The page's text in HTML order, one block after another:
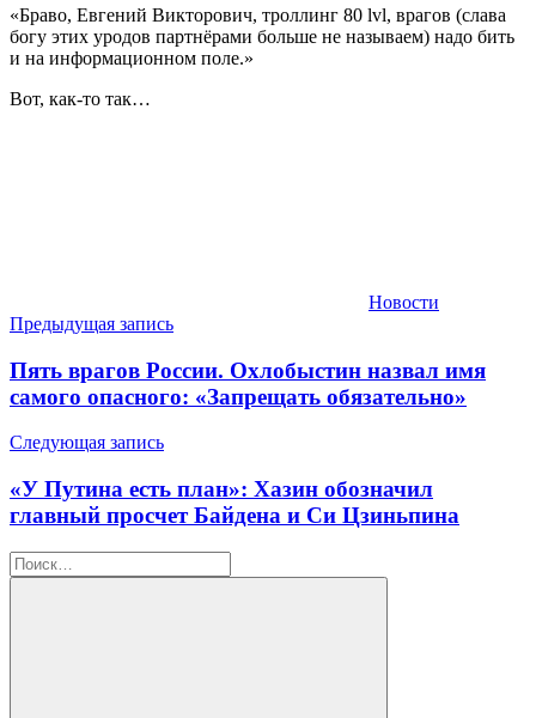
«Браво, Евгений Викторович, троллинг 80 lvl, врагов (слава
богу этих уродов партнёрами больше не называем) надо бить
и на информационном поле.»
Вот, как-то так…
Новости
Навигация
по
записям
Предыдущая запись
Пять врагов России. Охлобыстин назвал имя
самого опасного: «Запрещать обязательно»
Следующая запись
«У Путина есть план»: Хазин обозначил
главный просчет Байдена и Си Цзиньпина
Найти: